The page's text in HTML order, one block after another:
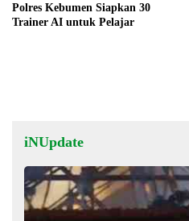
Polres Kebumen Siapkan 30
Trainer AI untuk Pelajar
iNUpdate